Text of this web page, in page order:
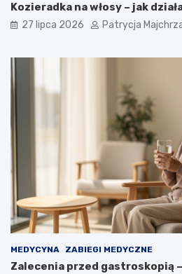
Kozieradka na włosy – jak
27 lipca 2026 Patrycja
MEDYCYNA ZABIEGI MEDYCZNE
Zalecenia przed gastroskopią